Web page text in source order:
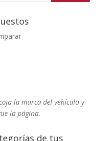
la marca del vehículo y
la página.
de tus